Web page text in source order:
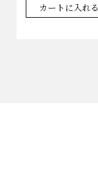
カートに入れる